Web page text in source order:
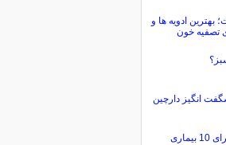
بهترین ادویه ها و
تصفیه خون
انگیز دارچین